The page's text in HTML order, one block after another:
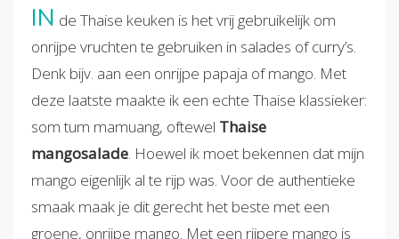
IN de Thaise keuken is het vrij gebruikelijk om
onrijpe vruchten te gebruiken in salades of curry’s.
Denk bijv. aan een onrijpe papaja of mango. Met
deze laatste maakte ik een echte Thaise klassieker:
som tum mamuang, oftewel Thaise
mangosalade. Hoewel ik moet bekennen dat mijn
mango eigenlijk al te rijp was. Voor de authentieke
smaak maak je dit gerecht het beste met een
groene, onrijpe mango. Met een rijpere mango is